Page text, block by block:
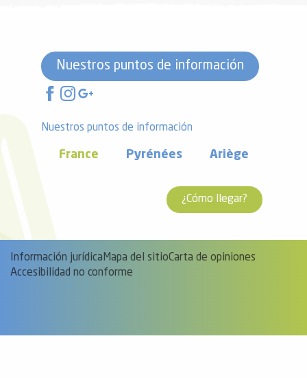
Nuestros puntos de información
Nuestros puntos de información
France Pyrénées Ariège
¿Cómo llegar?
Información jurídica Mapa del sitioCarta de opiniones
Accesibilidad no conforme